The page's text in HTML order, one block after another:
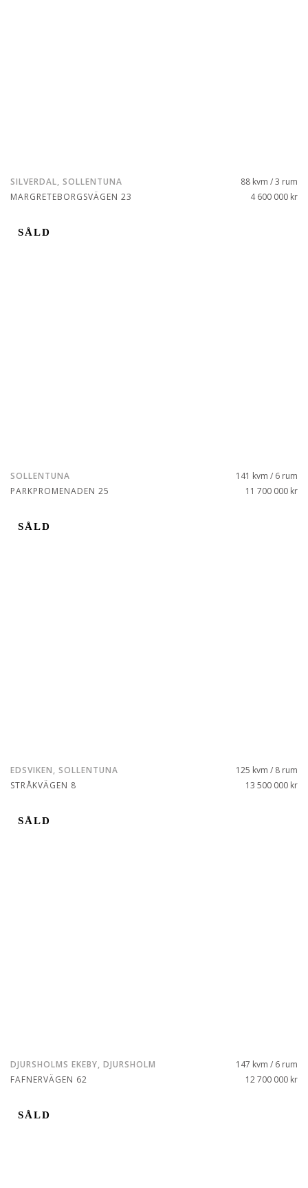
SILVERDAL, SOLLENTUNA
MARGRETEBORGSVÄGEN 23
88 kvm / 3 rum
4 600 000 kr
SÅLD
SOLLENTUNA
PARKPROMENADEN 25
141 kvm / 6 rum
11 700 000 kr
SÅLD
EDSVIKEN, SOLLENTUNA
STRÅKVÄGEN 8
125 kvm / 8 rum
13 500 000 kr
SÅLD
DJURSHOLMS EKEBY, DJURSHOLM
FAFNERVÄGEN 62
147 kvm / 6 rum
12 700 000 kr
SÅLD